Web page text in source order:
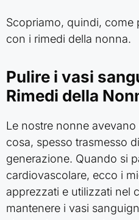
Scopriamo, quindi, come
con i rimedi della nonna.
Pulire i vasi
Rimedi della
Le nostre nonne
cosa, spesso trasmesso
generazione. Quando si
cardiovascolare, ecco i
apprezzati e utilizzati nel
mantenere i vasi